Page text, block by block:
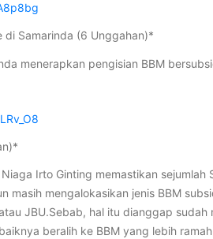
di Samarinda (6 Unggahan)*
menerapkan pengisian BBM
Irto Ginting memastikan
masih mengalokasikan jenis BBM
JBU.Sebab, hal itu dianggap
beralih ke BBM yang lebih